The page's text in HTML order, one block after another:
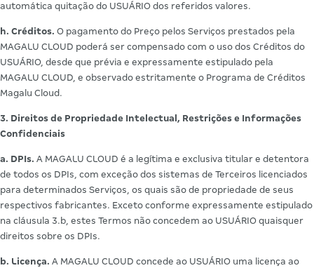
automática quitação do USUÁRIO dos referidos valores.
h. Créditos. O pagamento do Preço pelos Serviços prestados pela
MAGALU CLOUD poderá ser compensado com o uso dos Créditos do
USUÁRIO, desde que prévia e expressamente estipulado pela
MAGALU CLOUD, e observado estritamente o Programa de Créditos
Magalu Cloud.
3. Direitos de Propriedade Intelectual, Restrições e Informações
Confidenciais
a. DPIs. A MAGALU CLOUD é a legítima e exclusiva titular e detentora
de todos os DPIs, com exceção dos sistemas de Terceiros licenciados
para determinados Serviços, os quais são de propriedade de seus
respectivos fabricantes. Exceto conforme expressamente estipulado
na cláusula 3.b, estes Termos não concedem ao USUÁRIO quaisquer
direitos sobre os DPIs.
b. Licença. A MAGALU CLOUD concede ao USUÁRIO uma licença ao